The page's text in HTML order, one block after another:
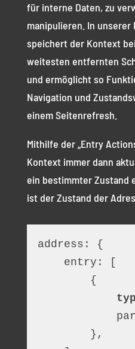
für interne Daten, zu
manipulieren. In
speichert der Kontext
weitesten entfernten
und ermöglicht so
Navigation und
einem Seitenrefresh.
Mithilfe der „Entry
Kontext immer dann
ein bestimmter Zustand
ist der Zustand der
address: {
    entry: [
        {
        },